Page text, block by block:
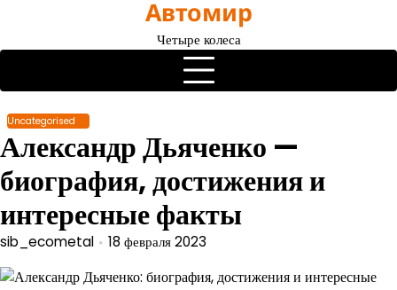
содержимому
Автомир
Четыре колеса
Uncategorised
Александр Дьяченко —
биография, достижения и
интересные факты
sib_ecometal 18 февраля 2023